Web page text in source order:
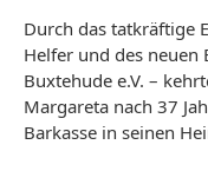
Durch das tatkräftige
Helfer und des neuen
Buxtehude e.V. –
Margareta nach 37
Barkasse in seinen